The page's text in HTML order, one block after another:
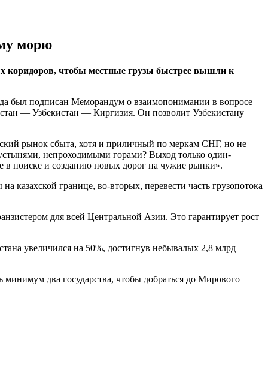
морю
коридоров, чтобы местные грузы быстрее вышли к
был подписан Меморандум о взаимопонимании в вопросе
— Узбекистан — Киргизия. Он позволит Узбекистану
рынок сбыта, хотя и приличный по меркам СНГ, но не
непроходимыми горами? Выход только один-
в поиске и созданию новых дорог на чужие рынки».
казахской границе, во-вторых, перевести часть грузопотока
для всей Центральной Азии. Это гарантирует рост
увеличился на 50%, достигнув небывалых 2,8 млрд
два государства, чтобы добраться до Мирового